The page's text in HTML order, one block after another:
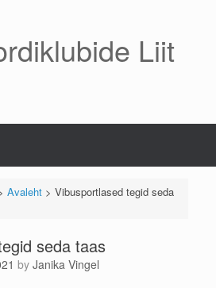
Liit
Avaleht> Vibusportlased tegid seda
seda taas
by Janika Vingel